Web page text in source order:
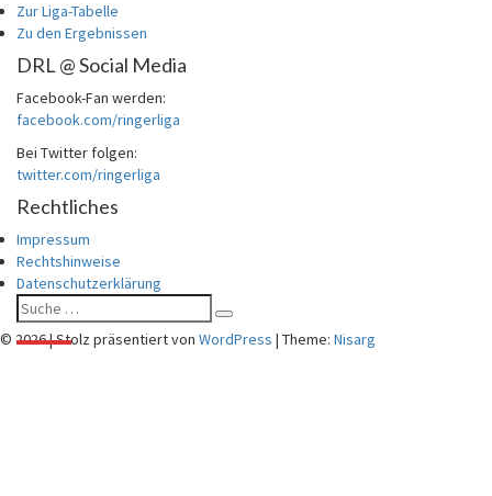
Zur Liga-Tabelle
Zu den Ergebnissen
DRL @ Social Media
Facebook-Fan werden:
facebook.com/ringerliga
Bei Twitter folgen:
twitter.com/ringerliga
Rechtliches
Impressum
Rechtshinweise
Datenschutzerklärung
Suche
nach:
Suchen
© 2026|Stolz präsentiert von WordPress | Theme: Nisarg